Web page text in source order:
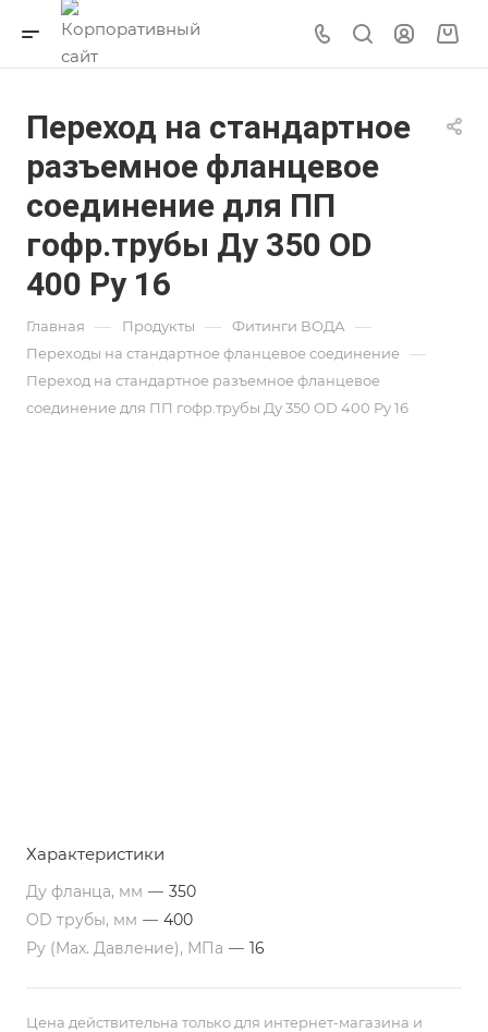
Переход на стандартное
разъемное фланцевое
соединение для ПП
гофр.трубы Ду 350 OD
400 Py 16
Главная — Продукты — Фитинги ВОДА —
Переходы на стандартное фланцевое соединение —
Переход на стандартное разъемное фланцевое
соединение для ПП гофр.трубы Ду 350 OD 400 Py 16
Характеристики
Ду фланца, мм — 350
OD трубы, мм — 400
Py (Max. Давление), МПа — 16
Цена действительна только для интернет-магазина и